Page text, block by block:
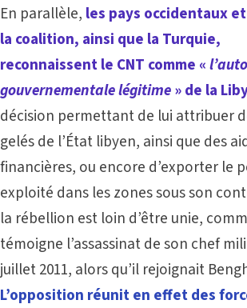
En parallèle, les pays occidentaux
la coalition, ainsi que la Turquie,
reconnaissent le CNT comme «
gouvernementale légitime» de la
décision permettant de lui attribuer
gelés de l’État libyen, ainsi que des
financières, ou encore d’exporter le
exploité dans les zones sous son
la rébellion est loin d’être unie,
témoigne l’assassinat de son chef
juillet 2011, alors qu’il rejoignait
L’opposition réunit en effet des